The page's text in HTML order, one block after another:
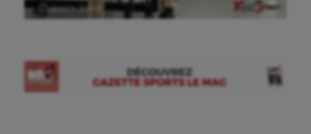
Ⓒ Gazette Sports